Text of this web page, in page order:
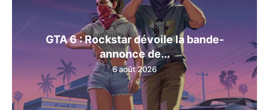
GTA 6 : Rockstar dévoile la bande-
annonce de...
6 août 2026